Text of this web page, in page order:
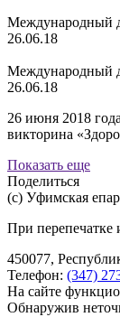
Международный
26.06.18
Международный
26.06.18
26 июня 2018
викторина
Показать еще
Поделиться
(с) Уфимская
При перепечатке
450077,
Телефон: (347)
На сайте
Обнаружив